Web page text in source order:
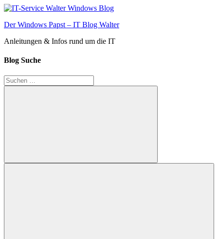
Zum
springen
Der Windows Papst – IT Blog Walter
Anleitungen & Infos rund um die IT
Blog Suche
Suchen
nach:
Suchen